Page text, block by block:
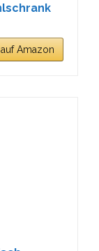
Amazon